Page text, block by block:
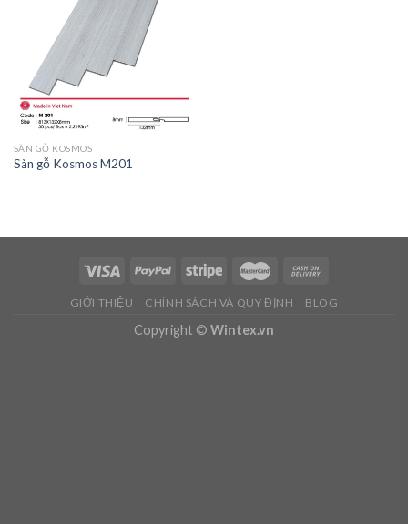
SÀN GỖ KOSMOS
Sàn gỗ Kosmos M201
GIỚI THIỆU CHÍNH SÁCH VÀ QUY ĐỊNH BLOG
Copyright © Wintex.vn